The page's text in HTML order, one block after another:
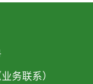
务联系）